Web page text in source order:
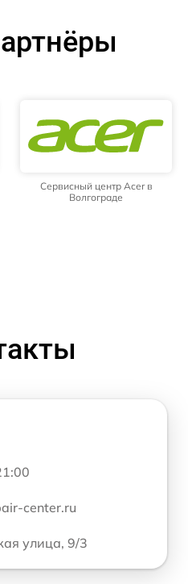
Сервисный центр Acer в
Волгограде
center.ru
улица, 9/3